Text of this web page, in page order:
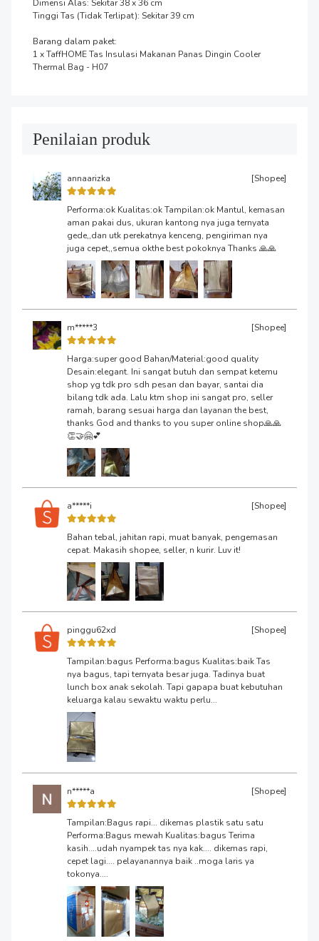
Dimensi Alas: Sekitar 38 x 36 cm
Tinggi Tas (Tidak Terlipat): Sekitar 39 cm
Barang dalam paket:
1 x TaffHOME Tas Insulasi Makanan Panas Dingin Cooler
Thermal Bag - H07
Penilaian produk
annaarizka [Shopee]
Performa:ok Kualitas:ok Tampilan:ok Mantul, kemasan
aman pakai dus, ukuran kantong nya juga ternyata
gede,,dan utk perekatnya kenceng, pengiriman nya
juga cepet,,semua okthe best pokoknya Thanks 🙏🙏
m*****3 [Shopee]
Harga:super good Bahan/Material:good quality
Desain:elegant. Ini sangat butuh dan sempat ketemu
shop yg tdk pro sdh pesan dan bayar, santai dia
bilang tdk ada. Lalu ktm shop ini sangat pro, seller
ramah, barang sesuai harga dan layanan the best,
thanks God and thanks to you super online shop🙏🙏
👏🤝🤗💕
a*****i [Shopee]
Bahan tebal, jahitan rapi, muat banyak, pengemasan
cepat. Makasih shopee, seller, n kurir. Luv it!
pinggu62xd [Shopee]
Tampilan:bagus Performa:bagus Kualitas:baik Tas
nya bagus, tapi ternyata besar juga. Tadinya buat
lunch box anak sekolah. Tapi gapapa buat kebutuhan
keluarga kalau sewaktu waktu perlu...
n*****a [Shopee]
Tampilan:Bagus rapi... dikemas plastik satu satu
Performa:Bagus mewah Kualitas:bagus Terima
kasih....udah nyampek tas nya kak.... dikemas rapi,
cepet lagi.... pelayanannya baik ..moga laris ya
tokonya....